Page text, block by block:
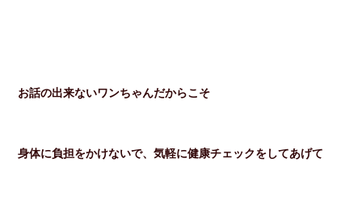
お話の出来ないワンちゃんだからこそ
身体に負担をかけないで、気軽に健康チェックをしてあげて